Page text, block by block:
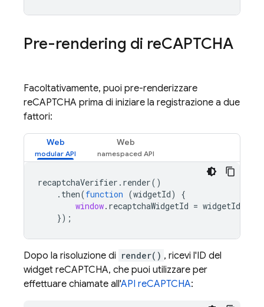
Pre-rendering di reCAPTCHA
Facoltativamente, puoi pre-renderizzare
reCAPTCHA prima di iniziare la registrazione a due
fattori:
Web Web
recaptchaVerifier . render()
. then(function (widgetId)
{
window. recaptchaWidgetId = widgetId
});
Dopo la risoluzione di render() , ricevi l'ID del
widget reCAPTCHA, che puoi utilizzare per
effettuare chiamate all'API reCAPTCHA: